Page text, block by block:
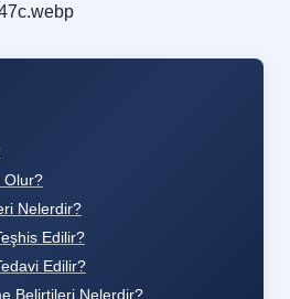
Olur?
Nelerdir?
Edilir?
Edilir?
Belirtileri Nelerdir?